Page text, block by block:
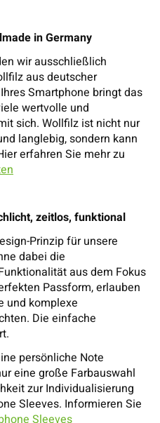
in Germany
wir ausschließlich
aus deutscher
Smartphone bringt das
wertvolle und
sich. Wollfilz ist nicht nur
langlebig, sondern kann
erfahren Sie mehr zu
zeitlos, funktional
Prinzip für unsere
dabei die
aus dem Fokus
Passform, erlauben
und komplexe
Die einfache
persönliche Note
eine große Farbauswahl
zur Individualisierung
Sleeves. Informieren Sie